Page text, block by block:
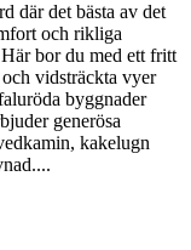
där det bästa av det
och rikliga
bor du med ett fritt
vidsträckta vyer
byggnader
generösa
kakelugn